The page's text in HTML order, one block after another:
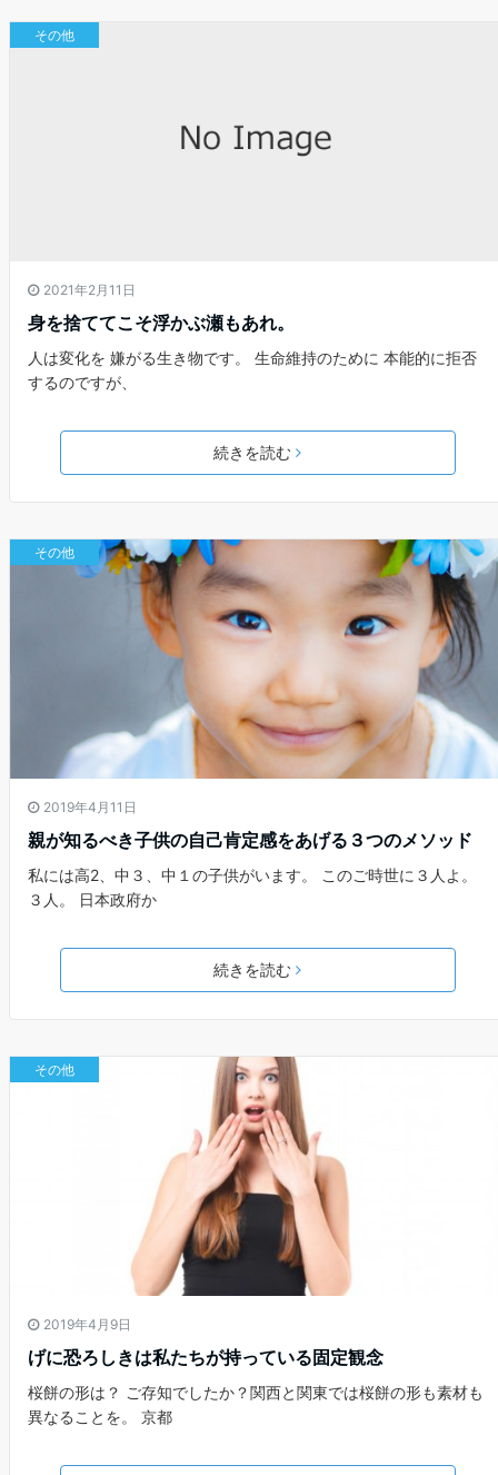
その他
2021年2月11日
身を捨ててこそ浮かぶ瀬もあれ。
人は変化を 嫌がる生き物です。 生命維持のために 本能的に拒否
するのですが、
続きを読む
その他
2019年4月11日
親が知るべき子供の自己肯定感をあげる３つのメソッド
私には高2、中３、中１の子供がいます。 このご時世に３人よ。
３人。 日本政府か
続きを読む
その他
2019年4月9日
げに恐ろしきは私たちが持っている固定観念
桜餅の形は？ ご存知でしたか？関西と関東では桜餅の形も素材も
異なることを。 京都